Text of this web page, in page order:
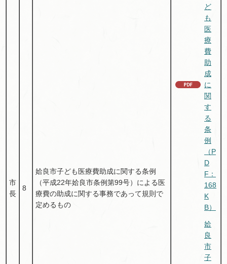
市
長
8
姶良市子ども医療費助成に関する条例
（平成22年姶良市条例第99号）による医
療費の助成に関する事務であって規則で
定めるもの
ど
も
医
療
費
助
成
に
関
す
る
条
例
（P
D
F：
168
K
B）
姶
良
市
子